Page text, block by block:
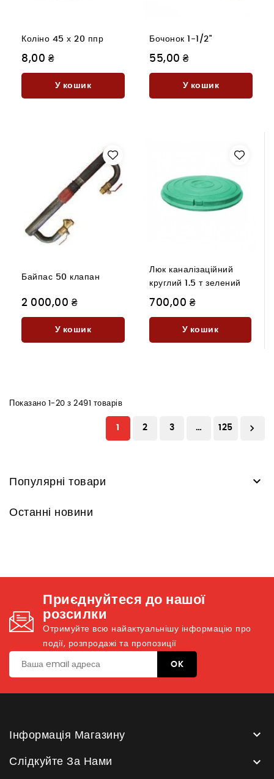
Коліно 45 х 20 ппр
8,00 ₴
У кошик
Бочонок 1-1/2"
55,00 ₴
У кошик
Байпас 50 клапан
2 000,00 ₴
У кошик
Люк каналізаційний
круглий 1.5 т зелений
700,00 ₴
У кошик
Показано 1-20 з 2491 товарів
1 2 3 … 125 
Популярні товари 
Останні новини
Приєднуйтеся до нашої
розсилки
Отримуйте всю найактуальнішу інформацію про
події, розпродажі та пропозиції
Інформація Магазину 
Слідкуйте За Нами 